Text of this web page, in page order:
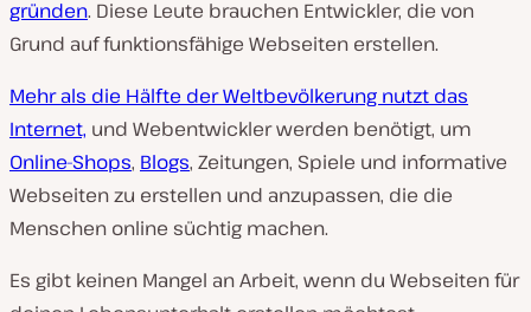
gründen. Diese Leute brauchen Entwickler, die von
Grund auf funktionsfähige Webseiten erstellen.
Mehr als die Hälfte der Weltbevölkerung nutzt das
Internet, und Webentwickler werden benötigt, um
Online-Shops, Blogs, Zeitungen, Spiele und informative
Webseiten zu erstellen und anzupassen, die die
Menschen online süchtig machen.
Es gibt keinen Mangel an Arbeit, wenn du Webseiten für